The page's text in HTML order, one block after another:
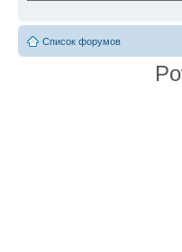
Список форумов